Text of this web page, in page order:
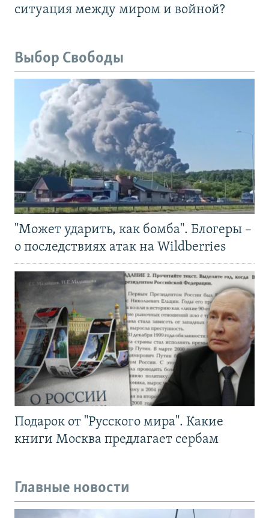
ситуация между миром и войной?
Выбор Свободы
"Может ударить, как бомба". Блогеры –
о последствиях атак на Wildberries
Подарок от "Русского мира". Какие
книги Москва предлагает сербам
Главные новости